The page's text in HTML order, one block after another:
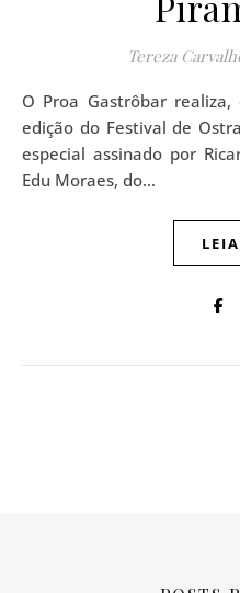
Tereza
O Proa Gastrôbar realiza, de 14 a 16 de janeiro, a 3ª
edição do Festival de
especial assinado por
Edu Moraes, do…